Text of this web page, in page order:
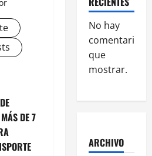
DE 7
No hay
comentarios
que
mostrar.
ARCHIVO